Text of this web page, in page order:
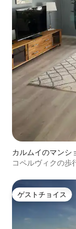
カルムイのマンシ
コペルヴィクの歩
ゲストチョイス
ゲストチョイス